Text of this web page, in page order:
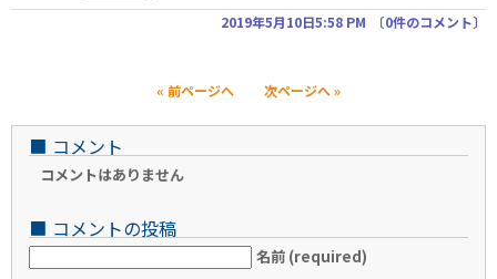
2019年5月10日5:58 PM 〔0件のコメント〕
« 前ページへ 次ページへ »
■ コメント
コメントはありません
■ コメントの投稿
名前 (required)